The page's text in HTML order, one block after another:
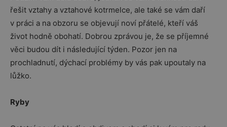
řešit vztahy a vztahové kotrmelce, ale také se vám daří
v práci a na obzoru se objevují noví přátelé, kteří váš
život hodně obohatí. Dobrou zprávou je, že se příjemné
věci budou dít i následující týden. Pozor jen na
prochladnutí, dýchací problémy by vás pak upoutaly na
lůžko.
Ryby